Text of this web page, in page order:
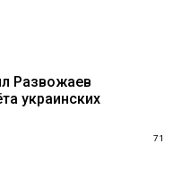
Развожаев
украинских
71